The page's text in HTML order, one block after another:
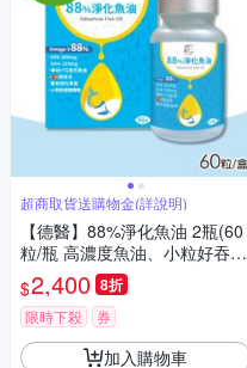
超商取貨送購物金(詳說明)
【德醫】88%淨化魚油 2瓶(60
粒/瓶 高濃度魚油、小粒好吞無
腥味)
$2,400 8折
限時下殺 券
加入購物車